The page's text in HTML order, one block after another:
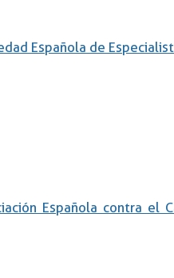
Española de
Española contra el